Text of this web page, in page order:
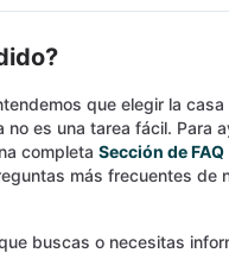
que elegir la casa
es una tarea fácil. Para
completa Sección de FAQ
más frecuentes de
buscas o necesitas